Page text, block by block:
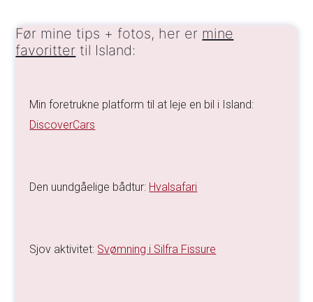
Før mine tips + fotos, her er mine
favoritter til Island:
Min foretrukne platform til at leje en bil i Island:
DiscoverCars
Den uundgåelige bådtur: Hvalsafari
Sjov aktivitet: Svømning i Silfra Fissure